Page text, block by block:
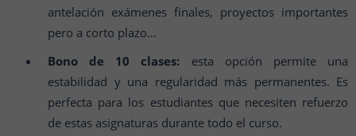
antelación exámenes finales, proyectos importantes
pero a corto plazo…
Bono de 10 clases: esta opción permite una
estabilidad y una regularidad más permanentes. Es
perfecta para los estudiantes que necesiten refuerzo
de estas asignaturas durante todo el curso.